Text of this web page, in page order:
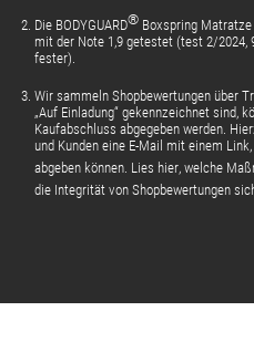
Die BODYGUARD® Boxspring
mit der Note 1,9 getestet (test 2/
fester).
Wir sammeln Shopbewertungen über
„Auf Einladung“ gekennzeichnet sind,
Kaufabschluss abgegeben werden.
und Kunden eine E-Mail mit einem
abgeben können. Lies hier, welche
die Integrität von Shopbewertungen